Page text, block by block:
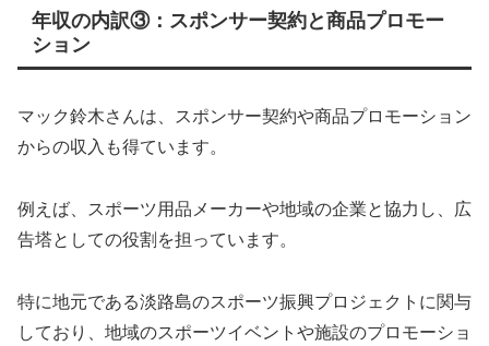
年収の内訳③：スポンサー契約と商品プロモー
ション
マック鈴木さんは、スポンサー契約や商品プロモーション
からの収入も得ています。
例えば、スポーツ用品メーカーや地域の企業と協力し、広
告塔としての役割を担っています。
特に地元である淡路島のスポーツ振興プロジェクトに関与
しており、地域のスポーツイベントや施設のプロモーショ